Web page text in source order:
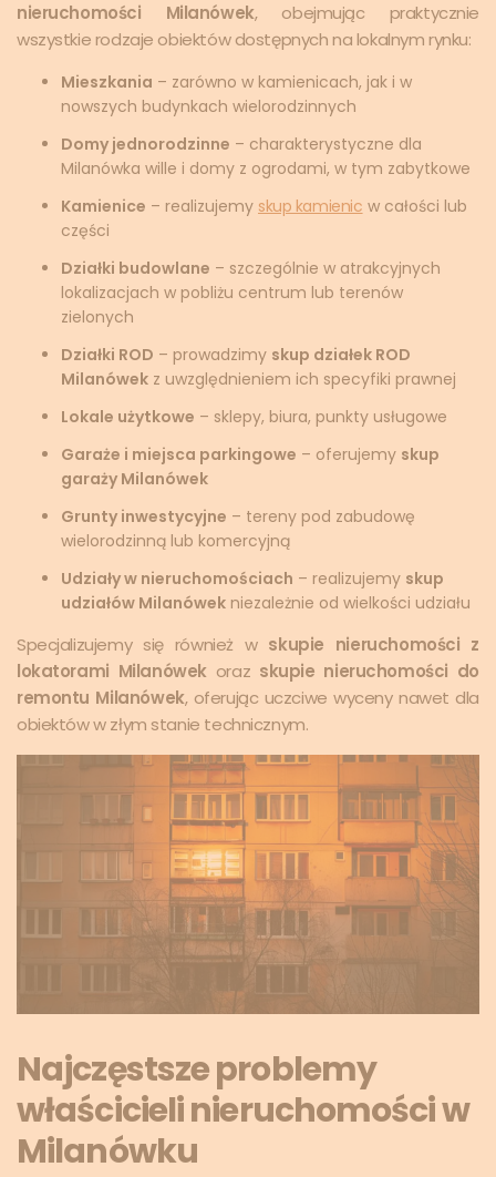
nieruchomości Milanówek, obejmując praktycznie
wszystkie rodzaje obiektów dostępnych na lokalnym rynku:
Mieszkania – zarówno w kamienicach, jak i w
nowszych budynkach wielorodzinnych
Domy jednorodzinne – charakterystyczne dla
Milanówka wille i domy z ogrodami, w tym zabytkowe
Kamienice – realizujemy skup kamienic w całości lub
części
Działki budowlane – szczególnie w atrakcyjnych
lokalizacjach w pobliżu centrum lub terenów
zielonych
Działki ROD – prowadzimy skup działek ROD
Milanówek z uwzględnieniem ich specyfiki prawnej
Lokale użytkowe – sklepy, biura, punkty usługowe
Garaże i miejsca parkingowe – oferujemy skup
garaży Milanówek
Grunty inwestycyjne – tereny pod zabudowę
wielorodzinną lub komercyjną
Udziały w nieruchomościach – realizujemy skup
udziałów Milanówek niezależnie od wielkości udziału
Specjalizujemy się również w skupie nieruchomości z
lokatorami Milanówek oraz skupie nieruchomości do
remontu Milanówek, oferując uczciwe wyceny nawet dla
obiektów w złym stanie technicznym.
Najczęstsze problemy
właścicieli nieruchomości w
Milanówku